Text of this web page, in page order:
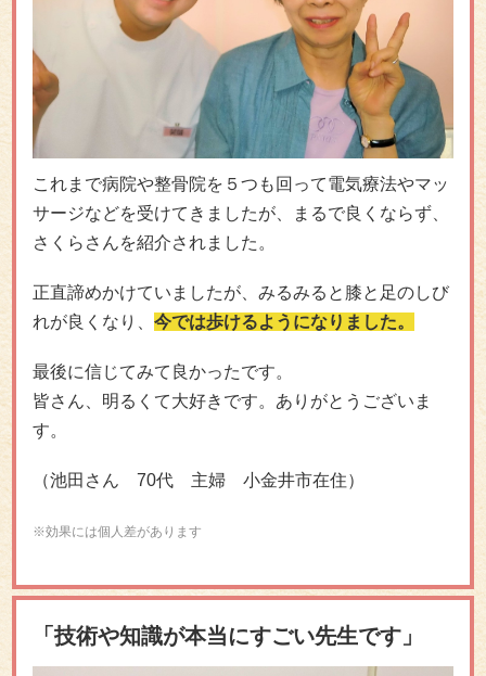
これまで病院や整骨院を５つも回って電気療法やマッ
サージなどを受けてきましたが、まるで良くならず、
さくらさんを紹介されました。
正直諦めかけていましたが、みるみると膝と足のしび
れが良くなり、 今では歩けるようになりました。
最後に信じてみて良かったです。
皆さん、明るくて大好きです。ありがとうございま
す。
（池田さん 70代 主婦 小金井市在住）
※効果には個人差があります
「技術や知識が本当にすごい先生です」